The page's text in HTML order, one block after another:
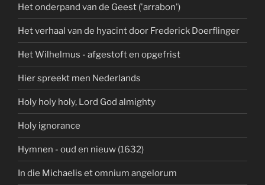
Het onderpand van de Geest ('arrabon')
Het verhaal van de hyacint door Frederick Doerflinger
Het Wilhelmus - afgestoft en opgefrist
Hier spreekt men Nederlands
Holy holy holy, Lord God almighty
Holy ignorance
Hymnen - oud en nieuw (1632)
In die Michaelis et omnium angelorum